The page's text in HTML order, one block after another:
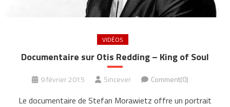
VIDÉOS
Documentaire sur Otis Redding – King of Soul
9 février 2015 Sincever Comment(0)
Le documentaire de Stefan Morawietz offre un portrait